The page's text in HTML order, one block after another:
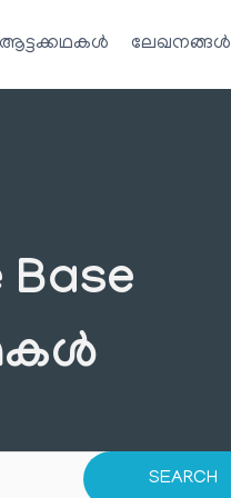
ആട്ടക്കഥകൾ ലേഖനങ്ങൾ
Base